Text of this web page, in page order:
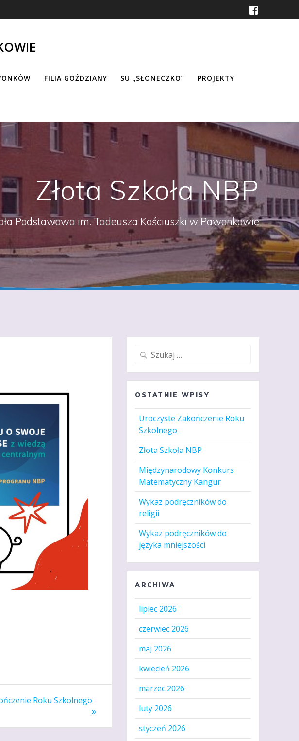
FILIA GOŹDZIANY SU „SŁONECZKO” PROJEKTY
Złota Szkoła NBP
Podstawowa im. Tadeusza Kościuszki w Pawonkowie
Roku Szkolnego
Szukaj:
OSTATNIE WPISY
Uroczyste Zakończenie Roku
Szkolnego
Złota Szkoła NBP
Międzynarodowy Konkurs
Matematyczny Kangur
Wykaz podręczników do
religii
Wykaz podręczników do
języka mniejszości
ARCHIWA
lipiec 2026
czerwiec 2026
maj 2026
kwiecień 2026
marzec 2026
luty 2026
styczeń 2026